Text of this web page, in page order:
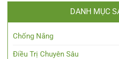
DANH MỤC
Chống Nắng
Điều Trị Chuyên Sâu